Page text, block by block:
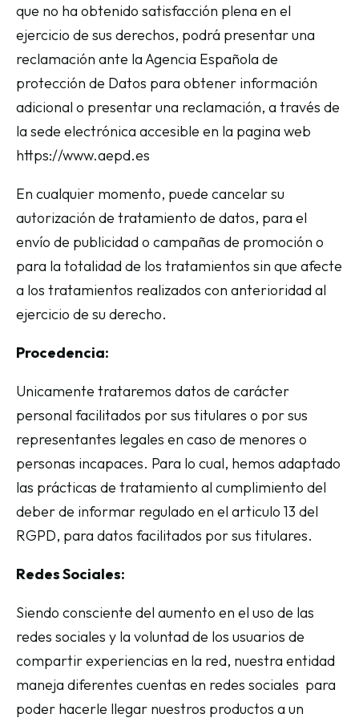
que no ha obtenido satisfacción plena en el
ejercicio de sus derechos, podrá presentar una
reclamación ante la Agencia Española de
protección de Datos para obtener información
adicional o presentar una reclamación, a través de
la sede electrónica accesible en la pagina web
https://www.aepd.es
En cualquier momento, puede cancelar su
autorización de tratamiento de datos, para el
envío de publicidad o campañas de promoción o
para la totalidad de los tratamientos sin que afecte
a los tratamientos realizados con anterioridad al
ejercicio de su derecho.
Procedencia:
Unicamente trataremos datos de carácter
personal facilitados por sus titulares o por sus
representantes legales en caso de menores o
personas incapaces. Para lo cual, hemos adaptado
las prácticas de tratamiento al cumplimiento del
deber de informar regulado en el articulo 13 del
RGPD, para datos facilitados por sus titulares.
Redes Sociales:
Siendo consciente del aumento en el uso de las
redes sociales y la voluntad de los usuarios de
compartir experiencias en la red, nuestra entidad
maneja diferentes cuentas en redes sociales para
poder hacerle llegar nuestros productos a un